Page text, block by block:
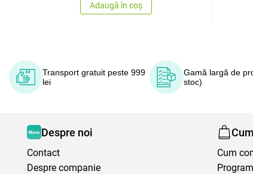
Adaugă în coș
Transport gratuit peste 999
lei
Gamă largă de
stoc)
Despre noi
Contact
Despre companie
Cum